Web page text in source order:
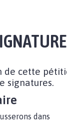
de cette
signatures.
dans